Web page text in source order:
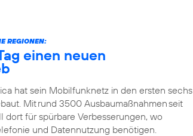
REGIONEN:
einen neuen
hat sein Mobilfunknetz in den ersten sechs
Mit rund 3500 Ausbaumaßnahmen seit
für spürbare Verbesserungen, wo
und Datennutzung benötigen.